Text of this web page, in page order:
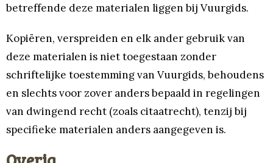
betreffende deze materialen liggen bij Vuurgids.
Kopiëren, verspreiden en elk ander gebruik van
deze materialen is niet toegestaan zonder
schriftelijke toestemming van Vuurgids, behoudens
en slechts voor zover anders bepaald in regelingen
van dwingend recht (zoals citaatrecht), tenzij bij
specifieke materialen anders aangegeven is.